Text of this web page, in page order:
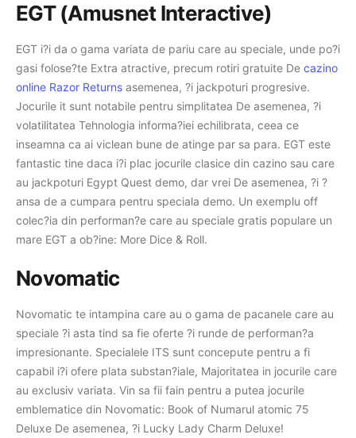
EGT (Amusnet Interactive)
EGT i?i da o gama variata de pariu care au speciale, unde po?i
gasi folose?te Extra atractive, precum rotiri gratuite De cazino
online Razor Returns asemenea, ?i jackpoturi progresive.
Jocurile it sunt notabile pentru simplitatea De asemenea, ?i
volatilitatea Tehnologia informa?iei echilibrata, ceea ce
inseamna ca ai viclean bune de atinge par sa para. EGT este
fantastic tine daca i?i plac jocurile clasice din cazino sau care
au jackpoturi Egypt Quest demo, dar vrei De asemenea, ?i ?
ansa de a cumpara pentru speciala demo. Un exemplu off
colec?ia din performan?e care au speciale gratis populare un
mare EGT a ob?ine: More Dice & Roll.
Novomatic
Novomatic te intampina care au o gama de pacanele care au
speciale ?i asta tind sa fie oferte ?i runde de performan?a
impresionante. Specialele ITS sunt concepute pentru a fi
capabil i?i ofere plata substan?iale, Majoritatea in jocurile care
au exclusiv variata. Vin sa fii fain pentru a putea jocurile
emblematice din Novomatic: Book of Numarul atomic 75
Deluxe De asemenea, ?i Lucky Lady Charm Deluxe!